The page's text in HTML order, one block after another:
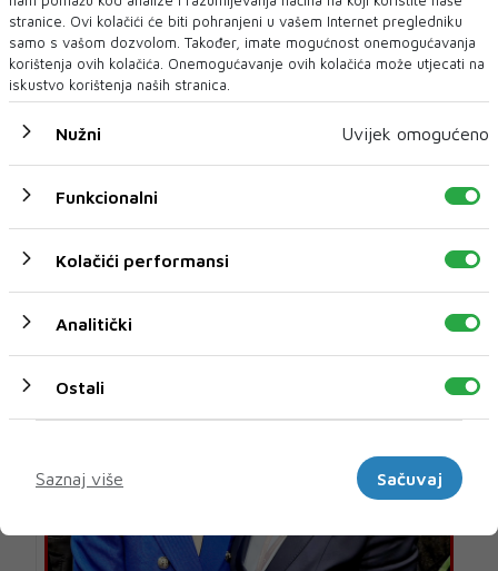
U novom broju pročitajte
EU
stranice. Ovi kolačići će biti pohranjeni u vašem Internet pregledniku
samo s vašom dozvolom. Također, imate mogućnost onemogućavanja
korištenja ovih kolačića. Onemogućavanje ovih kolačića može utjecati na
iskustvo korištenja naših stranica.
Nužni Uvijek omogućeno
Funkcionalni
Kolačići performansi
Analitički
Ostali
Saznaj više
Sačuvaj